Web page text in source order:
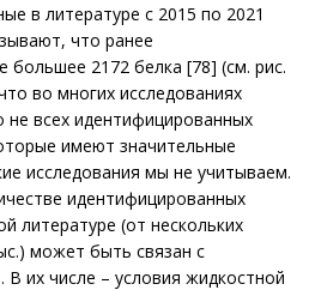
в литературе с 2015 по 2021
что ранее
большее 2172 белка [78] (см. рис.
во многих исследованиях
всех идентифицированных
имеют значительные
исследования мы не учитываем.
идентифицированных
литературе (от нескольких
может быть связан с
В их числе – условия жидкостной